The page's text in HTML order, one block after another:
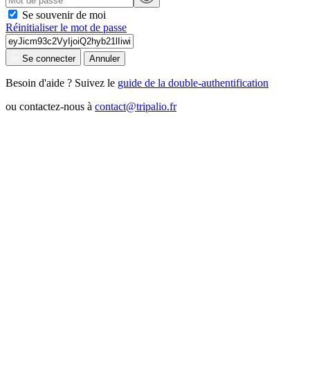
Se souvenir de moi
Réinitialiser le mot de passe
Se connecter Annuler
Besoin d'aide ? Suivez le guide de la double-authentification
ou contactez-nous à contact@tripalio.fr